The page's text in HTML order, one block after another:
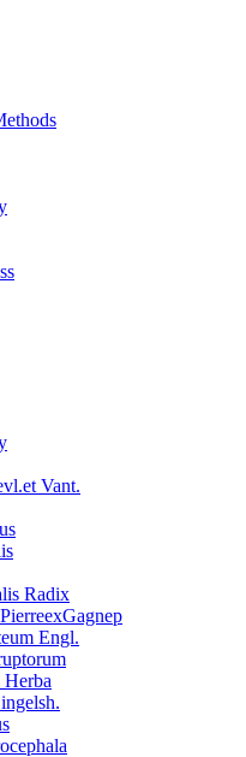
Vant.
Radix
Engl.